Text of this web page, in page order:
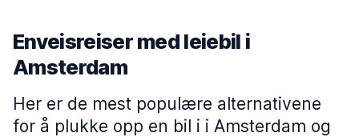
Enveisreiser med leiebil i
Amsterdam
Her er de mest populære alternativene
for å plukke opp en bil i i Amsterdam og